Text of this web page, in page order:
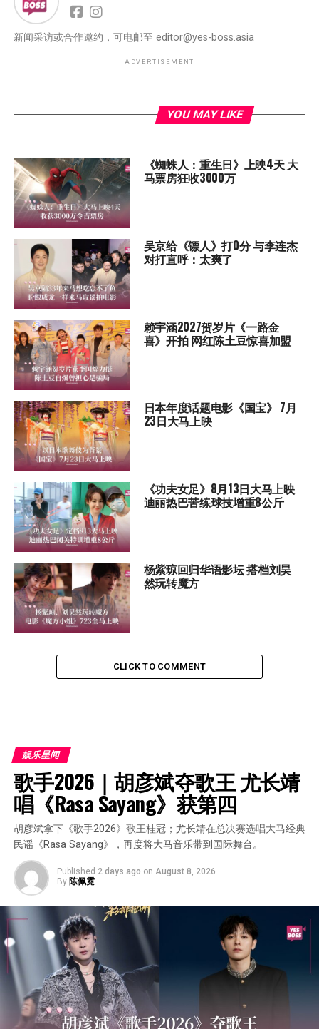
新闻采访或合作邀约，可电邮至 editor@yes-boss.asia
ADVERTISEMENT
YOU MAY LIKE
《蜘蛛人：重生日》上映4天 大
马票房狂收3000万
吴京给《镖人》打0分 与李连杰
对打直呼：太爽了
赖宇涵2027贺岁片《一路金
喜》开拍 网红陈土豆惊喜加盟
日本年度话题电影《国宝》 7月
23日大马上映
《功夫女足》8月13日大马上映
迪丽热巴苦练球技增重8公斤
杨紫琼回归华语影坛 搭档刘昊
然玩转魔方
CLICK TO COMMENT
娱乐星闻
歌手2026｜胡彦斌夺歌王 尤长靖
唱《Rasa Sayang》获第四
胡彦斌拿下《歌手2026》歌王桂冠；尤长靖在总决赛选唱大马经典
民谣《Rasa Sayang》，再度将大马音乐带到国际舞台。
Published 2 days ago on August 8, 2026
By 陈佩霓